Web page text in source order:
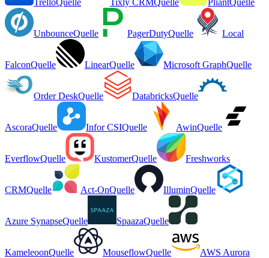
TrelloQuelle Tixly CRMQuelle PliantQuelle
UnbounceQuelle PagerDutyQuelle Local
FalconQuelle LinearQuelle Microsoft GraphQuelle
Order DeskQuelle DatabricksQuelle
AscoraQuelle Infor CSIQuelle AwinQuelle
EverflowQuelle KustomerQuelle Freshworks
CRMQuelle Act-OnQuelle IlluminQuelle
Azure SynapseQuelle SpaazaQuelle
KameleoonQuelle MouseflowQuelle AWS Aurora